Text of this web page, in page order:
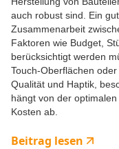
auch robust sind. Ein
Zusammenarbeit
Faktoren wie Budget,
berücksichtigt werden
Touch-Oberflächen
Qualität und Haptik,
hängt von der
Kosten ab.
Beitrag lesen